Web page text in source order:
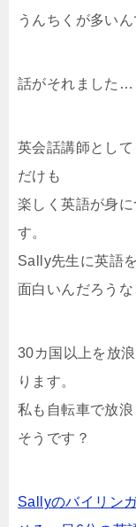
うんちくが多いん
話がそれました…
英会話講師とし
だけも
楽しく英語が身
す。
Sally先生に英語
面白いんだろうな
30カ国以上を放
ります。
私も自転車で放
そうです？
Sallyのバイリン